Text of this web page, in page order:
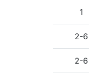
1
2-6
2-6